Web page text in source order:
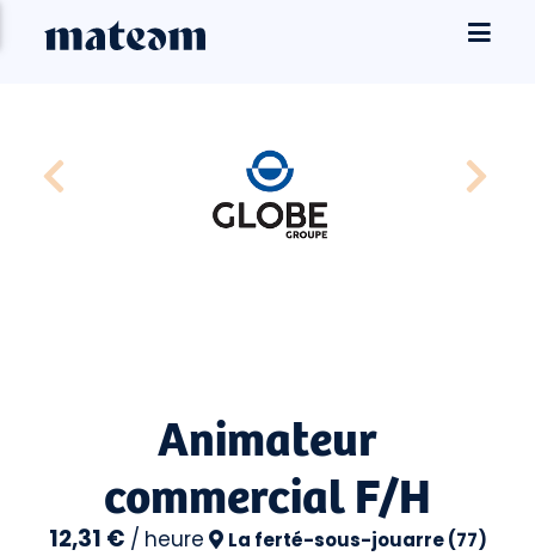
Animateur
commercial F/H
12,31 € / heure La ferté-sous-jouarre (77)